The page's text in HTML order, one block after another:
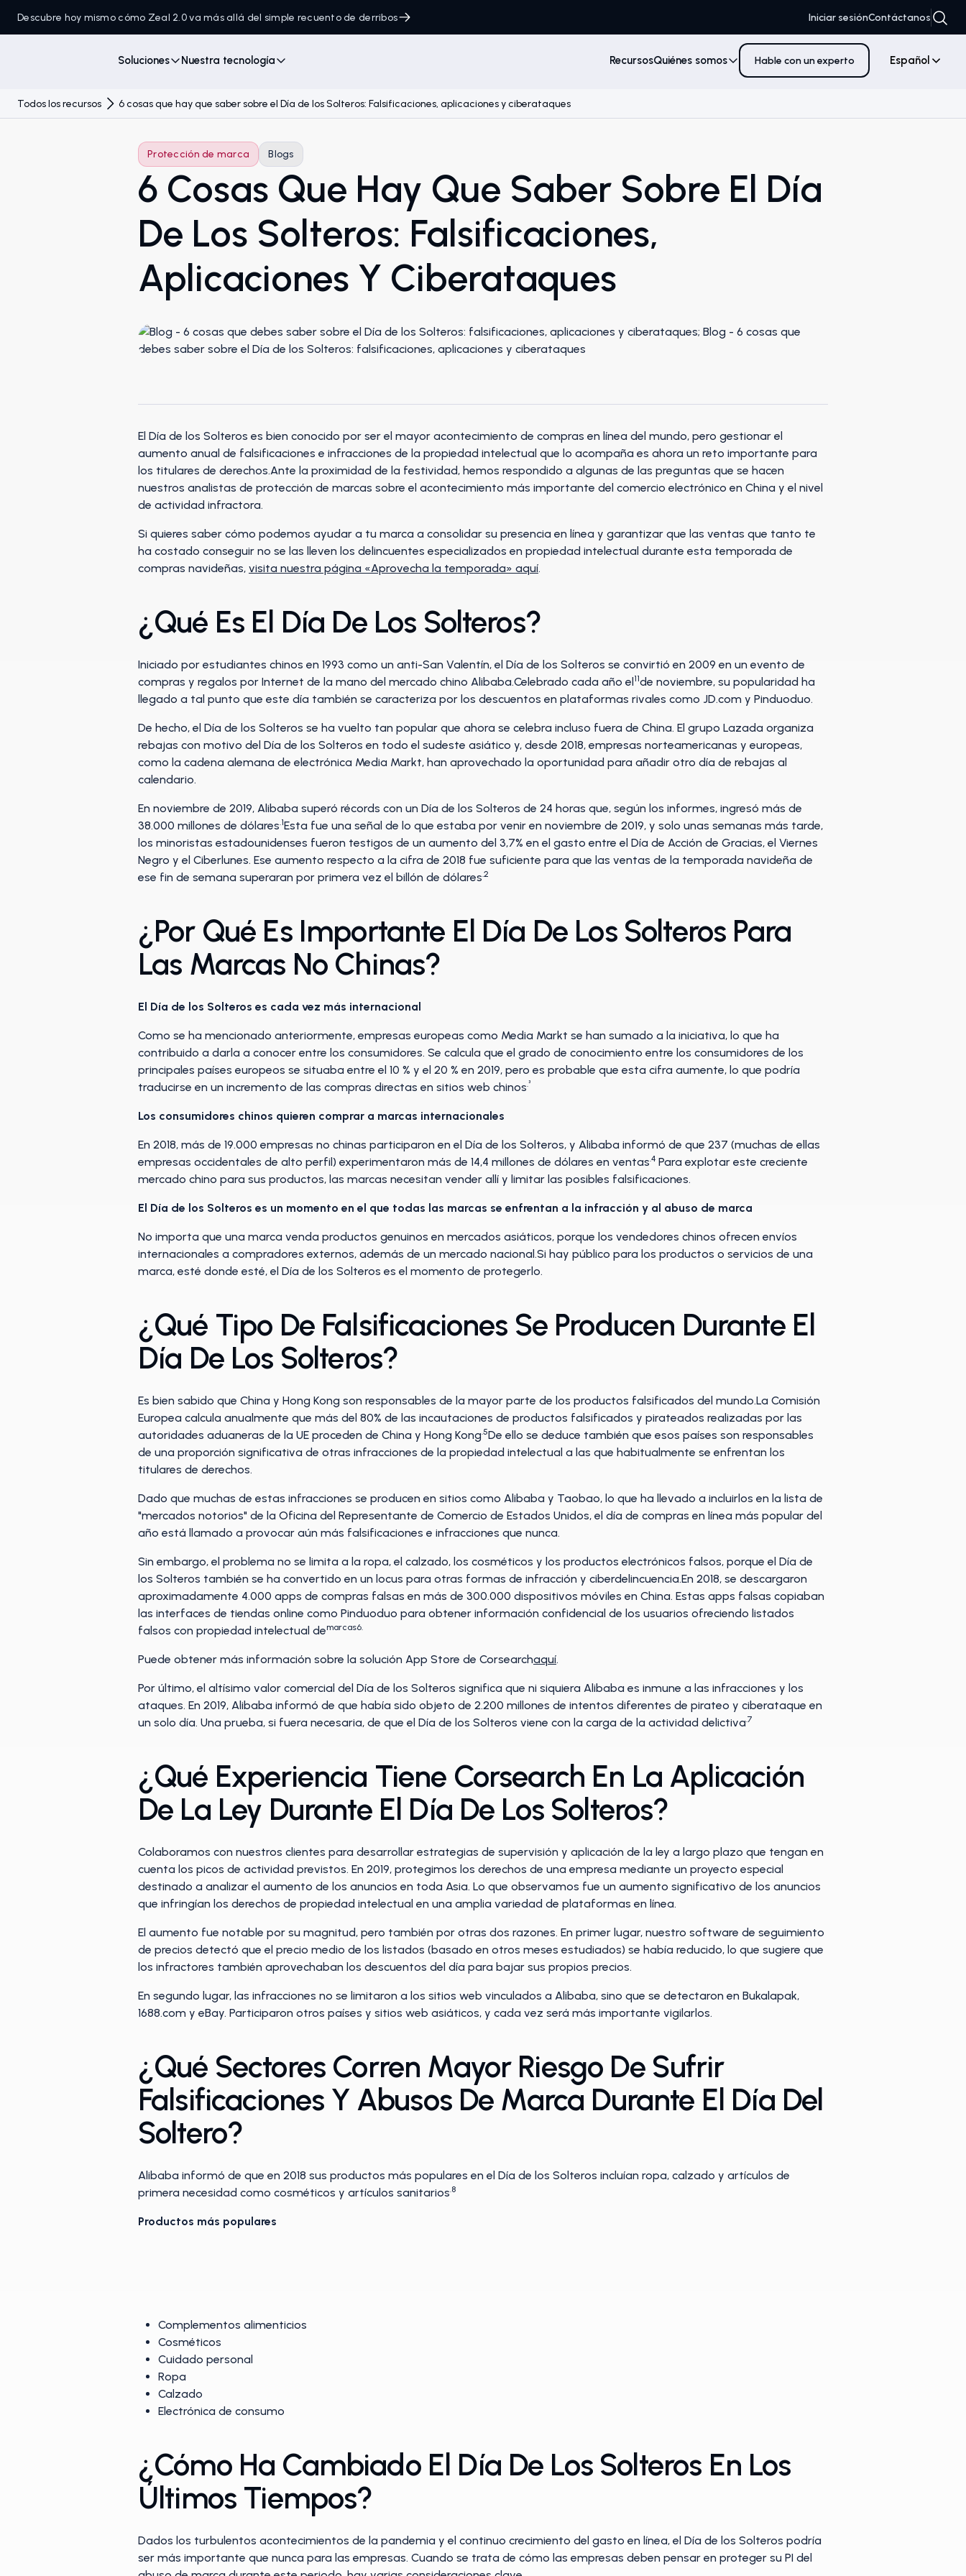
Descubre hoy mismo cómo Zeal 2.0 va más allá del simple recuento de derribos Iniciar sesiónContáctanos
Soluciones Nuestra tecnología RecursosQuiénes somos Hable con un experto Español
Todos los recursos 6 cosas que hay que saber sobre el Día de los Solteros: Falsificaciones, aplicaciones y ciberataques
Protección de marca Blogs
6 Cosas Que Hay Que Saber Sobre El Día
De Los Solteros: Falsificaciones,
Aplicaciones Y Ciberataques
El Día de los Solteros es bien conocido por ser el mayor acontecimiento de compras en línea del mundo, pero gestionar el
aumento anual de falsificaciones e infracciones de la propiedad intelectual que lo acompaña es ahora un reto importante para
los titulares de derechos.Ante la proximidad de la festividad, hemos respondido a algunas de las preguntas que se hacen
nuestros analistas de protección de marcas sobre el acontecimiento más importante del comercio electrónico en China y el nivel
de actividad infractora.
Si quieres saber cómo podemos ayudar a tu marca a consolidar su presencia en línea y garantizar que las ventas que tanto te
ha costado conseguir no se las lleven los delincuentes especializados en propiedad intelectual durante esta temporada de
compras navideñas, visita nuestra página «Aprovecha la temporada» aquí.
¿Qué Es El Día De Los Solteros?
Iniciado por estudiantes chinos en 1993 como un anti-San Valentín, el Día de los Solteros se convirtió en 2009 en un evento de
compras y regalos por Internet de la mano del mercado chino Alibaba.Celebrado cada año el11de noviembre, su popularidad ha
llegado a tal punto que este día también se caracteriza por los descuentos en plataformas rivales como JD.com y Pinduoduo.
De hecho, el Día de los Solteros se ha vuelto tan popular que ahora se celebra incluso fuera de China. El grupo Lazada organiza
rebajas con motivo del Día de los Solteros en todo el sudeste asiático y, desde 2018, empresas norteamericanas y europeas,
como la cadena alemana de electrónica Media Markt, han aprovechado la oportunidad para añadir otro día de rebajas al
calendario.
En noviembre de 2019, Alibaba superó récords con un Día de los Solteros de 24 horas que, según los informes, ingresó más de
38.000 millones de dólares.1Esta fue una señal de lo que estaba por venir en noviembre de 2019, y solo unas semanas más tarde,
los minoristas estadounidenses fueron testigos de un aumento del 3,7% en el gasto entre el Día de Acción de Gracias, el Viernes
Negro y el Ciberlunes. Ese aumento respecto a la cifra de 2018 fue suficiente para que las ventas de la temporada navideña de
ese fin de semana superaran por primera vez el billón de dólares.2
¿Por Qué Es Importante El Día De Los Solteros Para
Las Marcas No Chinas?
El Día de los Solteros es cada vez más internacional
Como se ha mencionado anteriormente, empresas europeas como Media Markt se han sumado a la iniciativa, lo que ha
contribuido a darla a conocer entre los consumidores. Se calcula que el grado de conocimiento entre los consumidores de los
principales países europeos se situaba entre el 10 % y el 20 % en 2019, pero es probable que esta cifra aumente, lo que podría
traducirse en un incremento de las compras directas en sitios web chinos.³
Los consumidores chinos quieren comprar a marcas internacionales
En 2018, más de 19.000 empresas no chinas participaron en el Día de los Solteros, y Alibaba informó de que 237 (muchas de ellas
empresas occidentales de alto perfil) experimentaron más de 14,4 millones de dólares en ventas.4 Para explotar este creciente
mercado chino para sus productos, las marcas necesitan vender allí y limitar las posibles falsificaciones.
El Día de los Solteros es un momento en el que todas las marcas se enfrentan a la infracción y al abuso de marca
No importa que una marca venda productos genuinos en mercados asiáticos, porque los vendedores chinos ofrecen envíos
internacionales a compradores externos, además de un mercado nacional.Si hay público para los productos o servicios de una
marca, esté donde esté, el Día de los Solteros es el momento de protegerlo.
¿Qué Tipo De Falsificaciones Se Producen Durante El
Día De Los Solteros?
Es bien sabido que China y Hong Kong son responsables de la mayor parte de los productos falsificados del mundo.La Comisión
Europea calcula anualmente que más del 80% de las incautaciones de productos falsificados y pirateados realizadas por las
autoridades aduaneras de la UE proceden de China y Hong Kong.5De ello se deduce también que esos países son responsables
de una proporción significativa de otras infracciones de la propiedad intelectual a las que habitualmente se enfrentan los
titulares de derechos.
Dado que muchas de estas infracciones se producen en sitios como Alibaba y Taobao, lo que ha llevado a incluirlos en la lista de
"mercados notorios" de la Oficina del Representante de Comercio de Estados Unidos, el día de compras en línea más popular del
año está llamado a provocar aún más falsificaciones e infracciones que nunca.
Sin embargo, el problema no se limita a la ropa, el calzado, los cosméticos y los productos electrónicos falsos, porque el Día de
los Solteros también se ha convertido en un locus para otras formas de infracción y ciberdelincuencia.En 2018, se descargaron
aproximadamente 4.000 apps de compras falsas en más de 300.000 dispositivos móviles en China. Estas apps falsas copiaban
las interfaces de tiendas online como Pinduoduo para obtener información confidencial de los usuarios ofreciendo listados
falsos con propiedad intelectual demarcas6.
Puede obtener más información sobre la solución App Store de Corsearchaquí.
Por último, el altísimo valor comercial del Día de los Solteros significa que ni siquiera Alibaba es inmune a las infracciones y los
ataques. En 2019, Alibaba informó de que había sido objeto de 2.200 millones de intentos diferentes de pirateo y ciberataque en
un solo día. Una prueba, si fuera necesaria, de que el Día de los Solteros viene con la carga de la actividad delictiva.7
¿Qué Experiencia Tiene Corsearch En La Aplicación
De La Ley Durante El Día De Los Solteros?
Colaboramos con nuestros clientes para desarrollar estrategias de supervisión y aplicación de la ley a largo plazo que tengan en
cuenta los picos de actividad previstos. En 2019, protegimos los derechos de una empresa mediante un proyecto especial
destinado a analizar el aumento de los anuncios en toda Asia. Lo que observamos fue un aumento significativo de los anuncios
que infringían los derechos de propiedad intelectual en una amplia variedad de plataformas en línea.
El aumento fue notable por su magnitud, pero también por otras dos razones. En primer lugar, nuestro software de seguimiento
de precios detectó que el precio medio de los listados (basado en otros meses estudiados) se había reducido, lo que sugiere que
los infractores también aprovechaban los descuentos del día para bajar sus propios precios.
En segundo lugar, las infracciones no se limitaron a los sitios web vinculados a Alibaba, sino que se detectaron en Bukalapak,
1688.com y eBay. Participaron otros países y sitios web asiáticos, y cada vez será más importante vigilarlos.
¿Qué Sectores Corren Mayor Riesgo De Sufrir
Falsificaciones Y Abusos De Marca Durante El Día Del
Soltero?
Alibaba informó de que en 2018 sus productos más populares en el Día de los Solteros incluían ropa, calzado y artículos de
primera necesidad como cosméticos y artículos sanitarios.8
Productos más populares
Complementos alimenticios
Cosméticos
Cuidado personal
Ropa
Calzado
Electrónica de consumo
¿Cómo Ha Cambiado El Día De Los Solteros En Los
Últimos Tiempos?
Dados los turbulentos acontecimientos de la pandemia y el continuo crecimiento del gasto en línea, el Día de los Solteros podría
ser más importante que nunca para las empresas. Cuando se trata de cómo las empresas deben pensar en proteger su PI del